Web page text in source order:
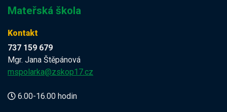
Mateřská škola
Kontakt
737 159 679
Mgr. Jana Štěpánová
mspolarka@zskop17.cz
6.00-16.00 hodin